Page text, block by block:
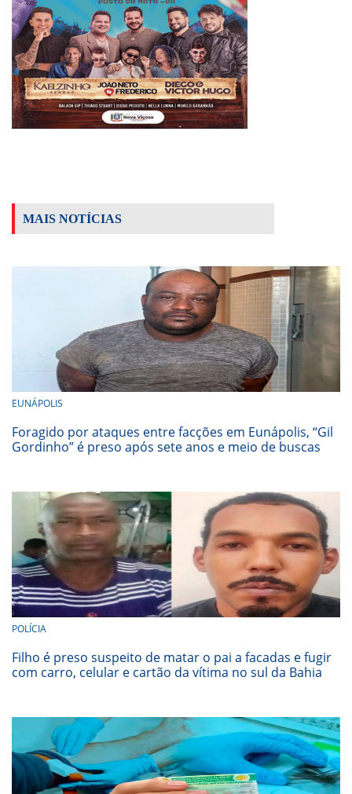
MAIS NOTÍCIAS
EUNÁPOLIS
Foragido por ataques entre facções em Eunápolis, “Gil
Gordinho” é preso após sete anos e meio de buscas
POLÍCIA
Filho é preso suspeito de matar o pai a facadas e fugir
com carro, celular e cartão da vítima no sul da Bahia